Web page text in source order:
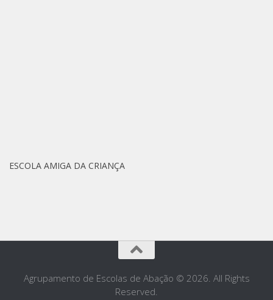
ESCOLA AMIGA DA CRIANÇA
Agrupamento de Escolas de Abação © 2026. All Rights
Reserved.